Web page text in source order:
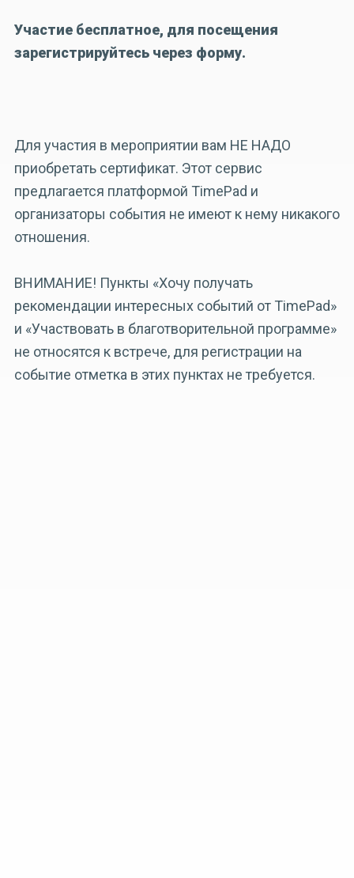
Участие бесплатное, для посещения
зарегистрируйтесь через форму.
Для участия в мероприятии вам НЕ НАДО
приобретать сертификат. Этот сервис
предлагается платформой TimePad и
организаторы события не имеют к нему никакого
отношения.
ВНИМАНИЕ! Пункты «Хочу получать
рекомендации интересных событий от TimePad»
и «Участвовать в благотворительной программе»
не относятся к встрече, для регистрации на
событие отметка в этих пунктах не требуется.